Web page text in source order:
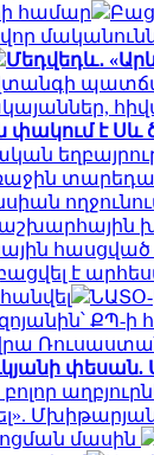
համար
Մեդվեդև․
վտանգի
փակում է Սև
է
ՆԱՏՕ-
փեսան.
մասին